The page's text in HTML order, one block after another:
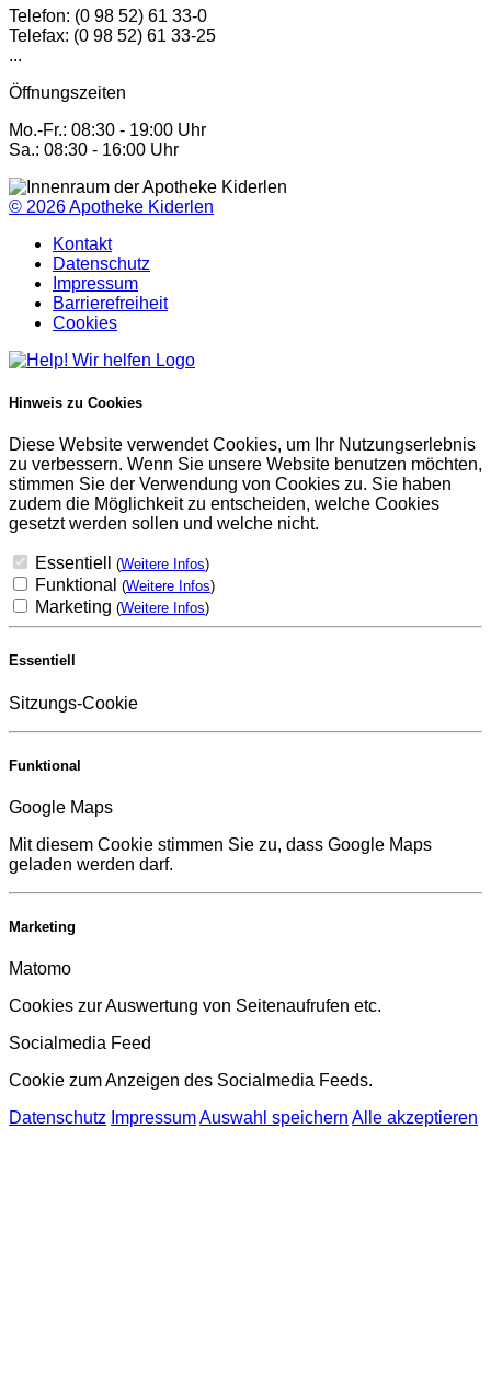
Telefon: (0 98 52) 61 33-0
Telefax: (0 98 52) 61 33-25
...
Öffnungszeiten
Mo.-Fr.: 08:30 - 19:00 Uhr
Sa.: 08:30 - 16:00 Uhr
© 2026Apotheke Kiderlen
Kontakt
Datenschutz
Impressum
Barrierefreiheit
Cookies
Hinweis zu Cookies
Diese Website verwendet Cookies, um Ihr Nutzungserlebnis
zu verbessern. Wenn Sie unsere Website benutzen möchten,
stimmen Sie der Verwendung von Cookies zu. Sie haben
zudem die Möglichkeit zu entscheiden, welche Cookies
gesetzt werden sollen und welche nicht.
Essentiell (Weitere Infos)
Funktional (Weitere Infos)
Marketing (Weitere Infos)
Essentiell
Sitzungs-Cookie
Funktional
Google Maps
Mit diesem Cookie stimmen Sie zu, dass Google Maps
geladen werden darf.
Marketing
Matomo
Cookies zur Auswertung von Seitenaufrufen etc.
Socialmedia Feed
Cookie zum Anzeigen des Socialmedia Feeds.
Datenschutz ImpressumAuswahl speichern Alle akzeptieren